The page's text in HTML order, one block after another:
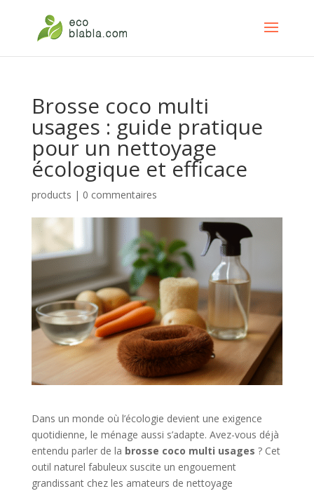
Brosse coco multi
usages : guide pratique
pour un nettoyage
écologique et efficace
products | 0 commentaires
Dans un monde où l’écologie devient une exigence
quotidienne, le ménage aussi s’adapte. Avez-vous déjà
entendu parler de la brosse coco multi usages ? Cet
outil naturel fabuleux suscite un engouement
grandissant chez les amateurs de nettoyage